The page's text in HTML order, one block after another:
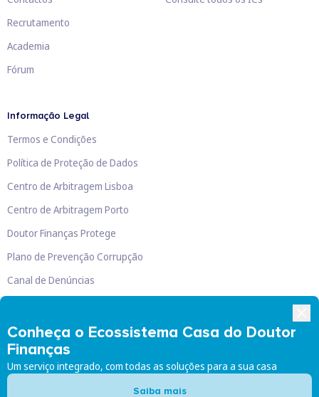
Conheça o Ecossistema Casa do Doutor
Finanças
Um serviço integrado, com todas as soluções para a sua casa
Saiba mais
Recrutamento
Academia
Fórum
Informação Legal
Termos e Condições
Política de Proteção de Dados
Centro de Arbitragem Lisboa
Centro de Arbitragem Porto
Doutor Finanças Protege
Plano de Prevenção Corrupção
Canal de Denúncias
Doutor Finanças, Lda